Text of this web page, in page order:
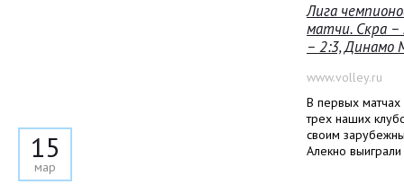
15
мар
Лига
матчи. Скра –
– 2:3, Динамо
www.volley.ru
В первых матчах
трех наших
своим
Алекно